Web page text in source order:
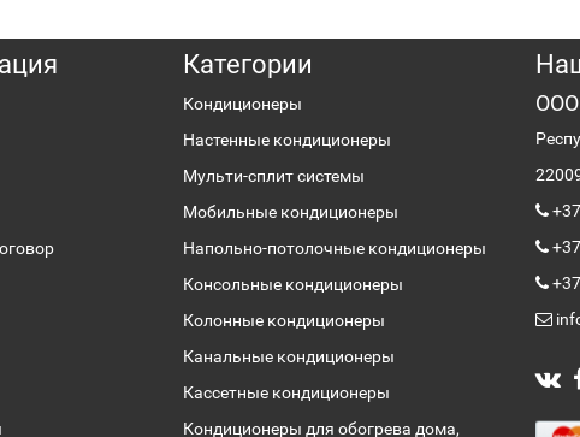
Категории
Кондиционеры
Настенные кондиционеры
Мульти-сплит системы
Мобильные кондиционеры
Напольно-потолочные кондиционеры
Консольные кондиционеры
Колонные кондиционеры
Канальные кондиционеры
Кассетные кондиционеры
Кондиционеры для обогрева дома,
ООО